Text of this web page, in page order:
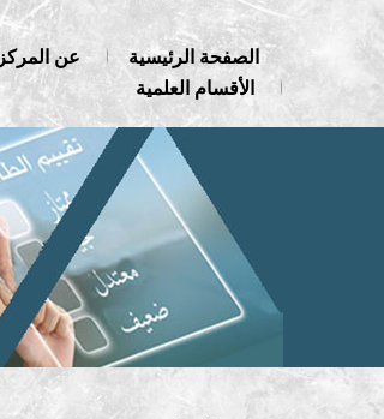
الصفحة الرئيسية عن المركز
الأقسام العلمية